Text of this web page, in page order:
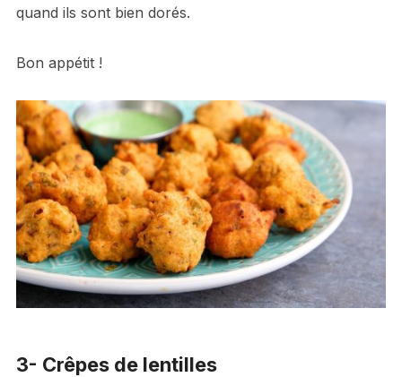
quand ils sont bien dorés.
Bon appétit !
3- Crêpes de lentilles